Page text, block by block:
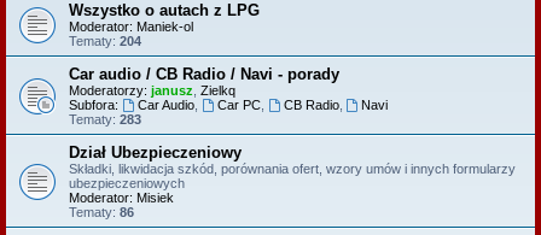
Wszystko o autach z LPG
Moderator: Maniek-ol
Tematy: 204
Car audio / CB Radio / Navi - porady
Moderatorzy: janusz Zielkq
Subfora:
Car Audio, Car PC, CB Radio,
Navi
Tematy: 283
Dział Ubezpieczeniowy
Składki, likwidacja szkód, porównania ofert, wzory umów i innych formularzy
ubezpieczeniowych
Moderator: Misiek
Tematy: 86